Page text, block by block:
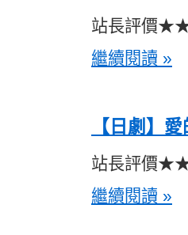
站長評價
繼續閱讀 »
【日劇】
站長評價
繼續閱讀 »